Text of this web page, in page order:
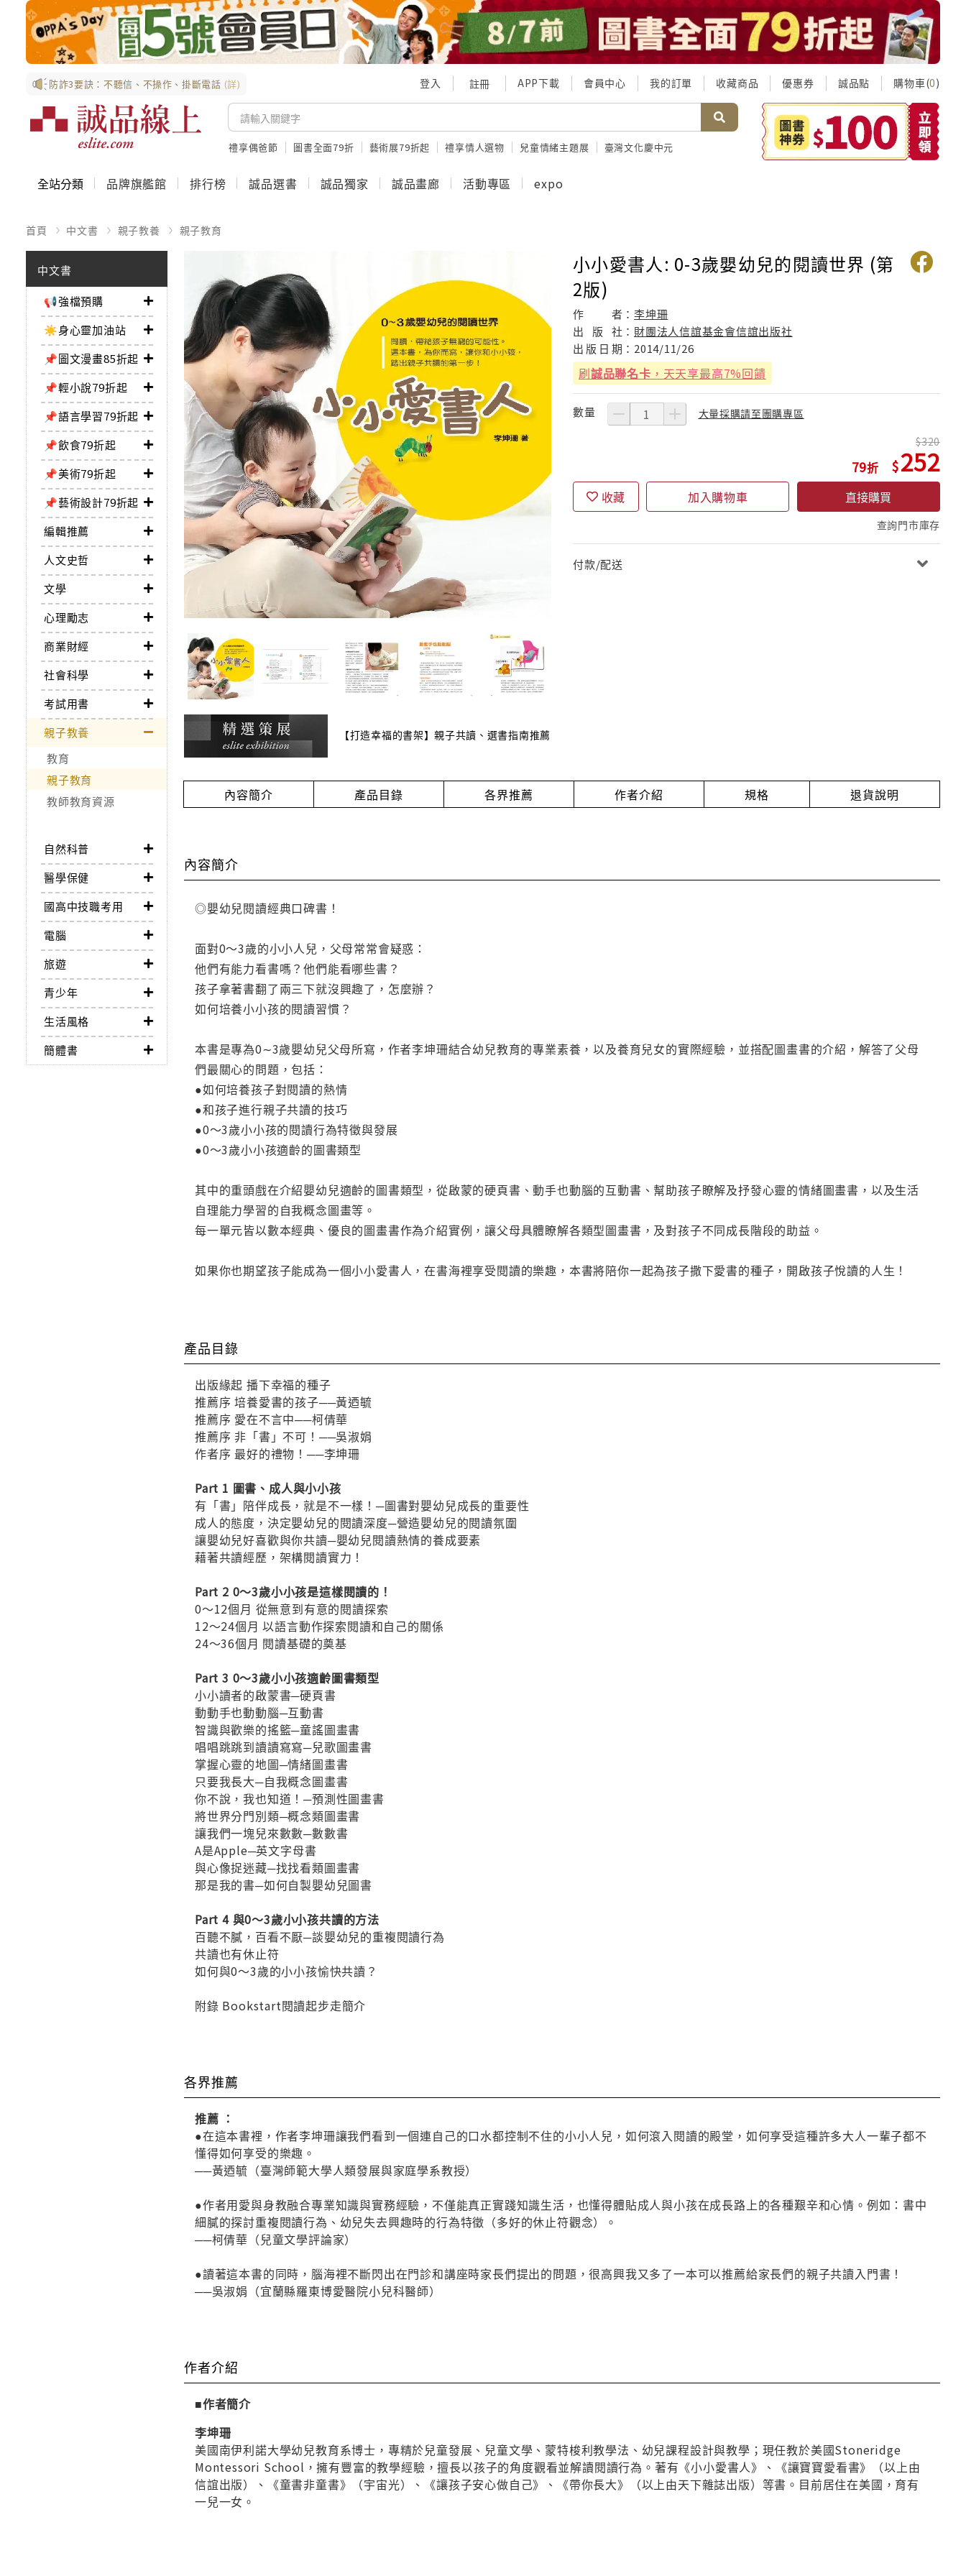
防詐3要訣：不聽信、不操作、掛斷電話 (詳) 登入 註冊 APP下載 會員中心 我的訂單 收藏商品 優惠券 誠品點 購物車(0)
禮享偶爸節 圖書全面79折 藝術展79折起 禮享情人選物 兒童情緒主題展 臺灣文化慶中元
全站分類 品牌旗艦館 排行榜 誠品選書 誠品獨家 誠品畫廊 活動專區 expo
首頁 中文書 親子教養 親子教育
中文書
📢強檔預購
☀️身心靈加油站
📌圖文漫畫85折起
📌輕小說79折起
📌語言學習79折起
📌飲食79折起
📌美術79折起
📌藝術設計79折起
編輯推薦
人文史哲
文學
心理勵志
商業財經
社會科學
考試用書
親子教養
教育
親子教育
教師教育資源
自然科普
醫學保健
國高中技職考用
電腦
旅遊
青少年
生活風格
簡體書
【打造幸福的書架】親子共讀、選書指南推薦
小小愛書人: 0-3歲嬰幼兒的閱讀世界 (第
2版)
作 者：李坤珊
出
版 社： 財團法人信誼基金會信誼出版社
出 版 日 期： 2014/11/26
刷誠品聯名卡 ，天天享最高7%回饋
數量 大量採購請至團購專區
79
320
252
收藏 加入購物車 直接購買
查詢門市庫存
付款/配送
內容簡介 產品目錄 各界推薦 作者介紹 規格 退貨說明
內容簡介
◎嬰幼兒閱讀經典口碑書！
面對0～3歲的小小人兒，父母常常會疑惑：
他們有能力看書嗎？他們能看哪些書？
孩子拿著書翻了兩三下就沒興趣了，怎麼辦？
如何培養小小孩的閱讀習慣？
本書是專為0∼3歲嬰幼兒父母所寫，作者李坤珊結合幼兒教育的專業素養，以及養育兒女的實際經驗，並搭配圖畫書的介紹，解答了父母
們最關心的問題，包括：
●如何培養孩子對閱讀的熱情
●和孩子進行親子共讀的技巧
●0～3歲小小孩的閱讀行為特徵與發展
●0～3歲小小孩適齡的圖書類型
其中的重頭戲在介紹嬰幼兒適齡的圖書類型，從啟蒙的硬頁書、動手也動腦的互動書、幫助孩子瞭解及抒發心靈的情緒圖畫書，以及生活
自理能力學習的自我概念圖畫等。
每一單元皆以數本經典、優良的圖畫書作為介紹實例，讓父母具體瞭解各類型圖畫書，及對孩子不同成長階段的助益。
如果你也期望孩子能成為一個小小愛書人，在書海裡享受閱讀的樂趣，本書將陪你一起為孩子撒下愛書的種子，開啟孩子悅讀的人生！
產品目錄
出版緣起 播下幸福的種子
推薦序 培養愛書的孩子──黃迺毓
推薦序 愛在不言中──柯倩華
推薦序 非「書」不可！──吳淑娟
作者序 最好的禮物！──李坤珊
Part 1 圖書、成人與小小孩
有「書」陪伴成長，就是不一樣！─圖書對嬰幼兒成長的重要性
成人的態度，決定嬰幼兒的閱讀深度─營造嬰幼兒的閱讀氛圍
讓嬰幼兒好喜歡與你共讀─嬰幼兒閱讀熱情的養成要素
藉著共讀經歷，架構閱讀實力！
Part 2 0～3歲小小孩是這樣閱讀的！
0～12個月 從無意到有意的閱讀探索
12～24個月 以語言動作探索閱讀和自己的關係
24～36個月 閱讀基礎的奠基
Part 3 0～3歲小小孩適齡圖書類型
小小讀者的啟蒙書─硬頁書
動動手也動動腦─互動書
智識與歡樂的搖籃─童謠圖畫書
唱唱跳跳到讀讀寫寫─兒歌圖畫書
掌握心靈的地圖─情緒圖畫書
只要我長大─自我概念圖畫書
你不說，我也知道！─預測性圖畫書
將世界分門別類─概念類圖畫書
讓我們一塊兒來數數─數數書
A是Apple─英文字母書
與心像捉迷藏─找找看類圖畫書
那是我的書─如何自製嬰幼兒圖書
Part 4 與0～3歲小小孩共讀的方法
百聽不膩，百看不厭─談嬰幼兒的重複閱讀行為
共讀也有休止符
如何與0～3歲的小小孩愉快共讀？
附錄 Bookstart閱讀起步走簡介
各界推薦
推薦 ：
●在這本書裡，作者李坤珊讓我們看到一個連自己的口水都控制不住的小小人兒，如何滾入閱讀的殿堂，如何享受這種許多大人一輩子都不
懂得如何享受的樂趣。
──黃迺毓（臺灣師範大學人類發展與家庭學系教授）
●作者用愛與身教融合專業知識與實務經驗，不僅能真正實踐知識生活，也懂得體貼成人與小孩在成長路上的各種艱辛和心情。例如：書中
細膩的探討重複閱讀行為、幼兒失去興趣時的行為特徵（多好的休止符觀念）。
──柯倩華（兒童文學評論家）
●讀著這本書的同時，腦海裡不斷閃出在門診和講座時家長們提出的問題，很高興我又多了一本可以推薦給家長們的親子共讀入門書！
──吳淑娟（宜蘭縣羅東博愛醫院小兒科醫師）
作者介紹
■作者簡介
李坤珊
美國南伊利諾大學幼兒教育系博士，專精於兒童發展、兒童文學、蒙特梭利教學法、幼兒課程設計與教學；現任教於美國Stoneridge
Montessori School，擁有豐富的教學經驗，擅長以孩子的角度觀看並解讀閱讀行為。著有《小小愛書人》、《讓寶寶愛看書》（以上由
信誼出版）、《童書非童書》（宇宙光）、《讓孩子安心做自己》、《帶你長大》（以上由天下雜誌出版）等書。目前居住在美國，育有
一兒一女。